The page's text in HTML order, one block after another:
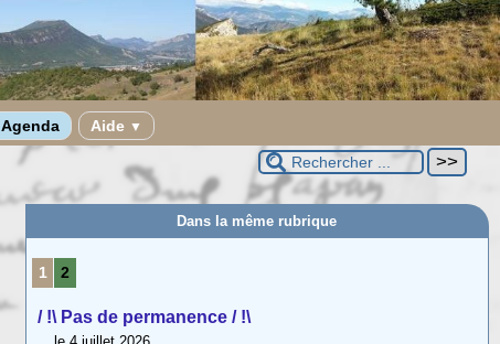
Agenda Aide ▼
Dans la même rubrique
1 2
/ !\ Pas de permanence / !\